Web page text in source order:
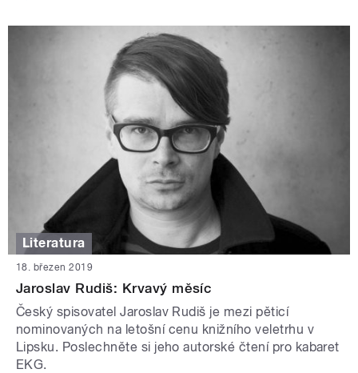
Literatura
18. březen 2019
Jaroslav Rudiš: Krvavý měsíc
Český spisovatel Jaroslav Rudiš je mezi pěticí
nominovaných na letošní cenu knižního veletrhu v
Lipsku. Poslechněte si jeho autorské čtení pro kabaret
EKG.